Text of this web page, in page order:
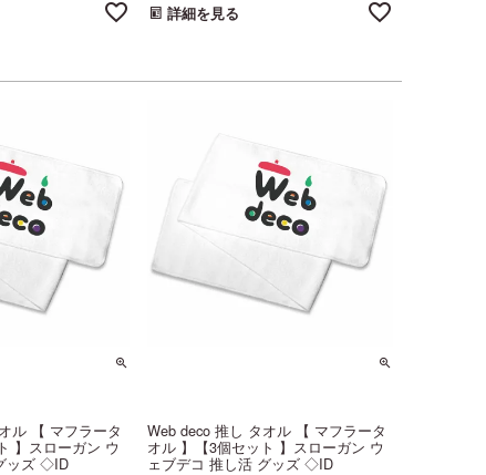
詳細を見る
ル 【 マフラータ
】スローガン ウ
ッズ ◇ID
Web deco 推し タオル 【 マフラータ
オル 】【3個セット 】スローガン ウ
ェブデコ 推し活 グッズ ◇ID